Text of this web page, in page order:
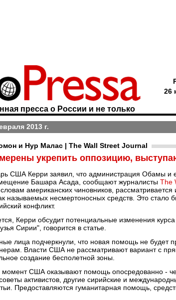
пресса о России и не только
26
2013 г.
и Нур Малас | The Wall Street Journal
укрепить оппозицию,
США Керри заявил, что администрация Обамы и
Башара Асада, сообщают журналисты The
американских чиновников,
называемых несмертоносных средств. Это стало
конфликт.
Керри обсудит потенциальные изменения
Сирии", говорится в статье.
лица подчеркнули, что новая помощь не будет
Власти США не рассматривают вариант с
создание бесполетной зоны.
США оказывают помощь опосредованно -
активистов, другие сирийские и
Предоставляются гуманитарная помощь,